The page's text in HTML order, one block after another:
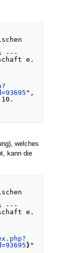
e.
",
welches
kann die
e.
} "